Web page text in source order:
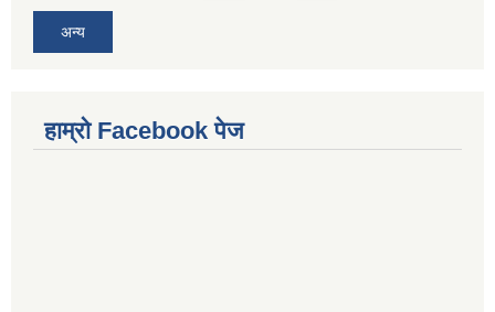
अन्य
हाम्राे Facebook पेज